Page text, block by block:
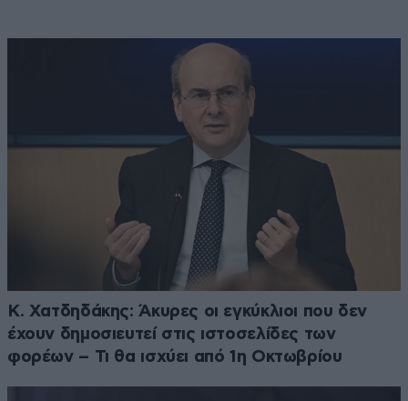
Κ. Χατδηδάκης: Άκυρες οι εγκύκλιοι που δεν
έχουν δημοσιευτεί στις ιστοσελίδες των
φορέων – Τι θα ισχύει από 1η Οκτωβρίου